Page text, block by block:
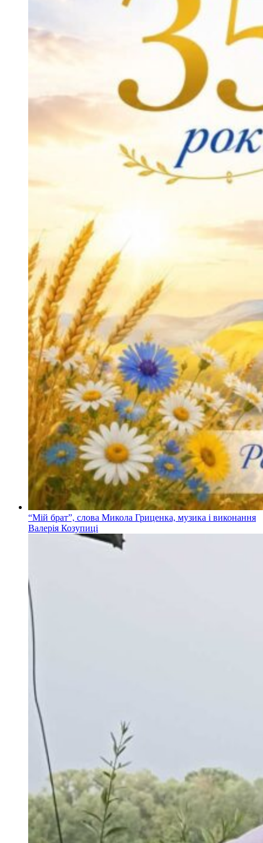
“Мій брат”, слова Микола Гриценка, музика і виконання
Валерія Козупиці